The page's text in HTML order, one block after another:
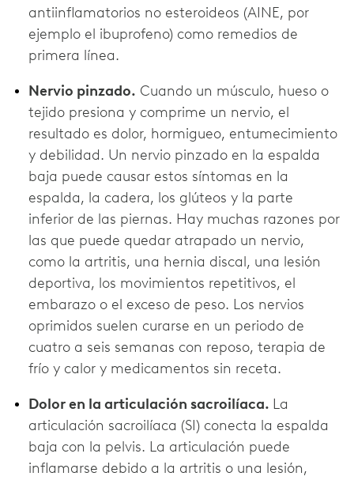
antiinflamatorios no esteroideos (AINE, por
ejemplo el ibuprofeno) como remedios de
primera línea.
Nervio pinzado. Cuando un músculo, hueso o
tejido presiona y comprime un nervio, el
resultado es dolor, hormigueo, entumecimiento
y debilidad. Un nervio pinzado en la espalda
baja puede causar estos síntomas en la
espalda, la cadera, los glúteos y la parte
inferior de las piernas. Hay muchas razones por
las que puede quedar atrapado un nervio,
como la artritis, una hernia discal, una lesión
deportiva, los movimientos repetitivos, el
embarazo o el exceso de peso. Los nervios
oprimidos suelen curarse en un periodo de
cuatro a seis semanas con reposo, terapia de
frío y calor y medicamentos sin receta.
Dolor en la articulación sacroilíaca. La
articulación sacroilíaca (SI) conecta la espalda
baja con la pelvis. La articulación puede
inflamarse debido a la artritis o una lesión,